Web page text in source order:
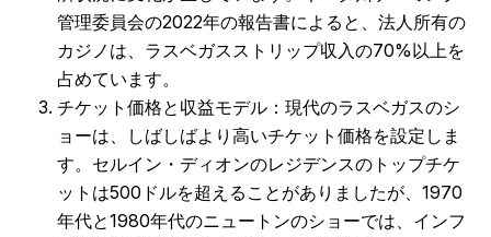
管理委員会の2022年の報告書によると、法人所有の
カジノは、ラスベガスストリップ収入の70%以上を
占めています。
チケット価格と収益モデル：現代のラスベガスのシ
ョーは、しばしばより高いチケット価格を設定しま
す。セルイン・ディオンのレジデンスのトップチケ
ットは500ドルを超えることがありましたが、1970
年代と1980年代のニュートンのショーでは、インフ